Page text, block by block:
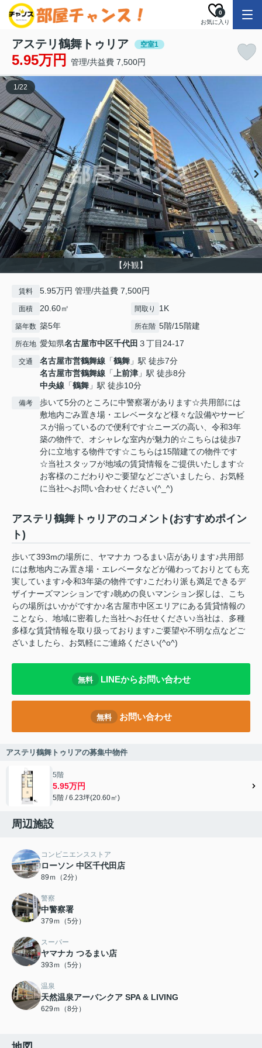
お気に入り
0
アステリ鶴舞トゥリア 空室1
5.95万円 管理/共益費 7,500円
【外観】
1/22
賃料 5.95万円 管理/共益費 7,500円
面積 20.60㎡ 間取り 1K
築年数 築5年 所在階 5階/15階建
所在地 愛知県名古屋市中区千代田 ３丁目24-17
交通 名古屋市営鶴舞線 「鶴舞 」駅 徒歩7分
名古屋市営鶴舞線 「上前津 」駅 徒歩8分
中央線 「鶴舞 」駅 徒歩10分
備考
歩いて5分のところに中警察署があります☆共用部には
敷地内ごみ置き場・エレベータなど様々な設備やサービ
スが揃っているので便利です☆ニーズの高い、令和3年
築の物件で、オシャレな室内が魅力的☆こちらは徒歩7
分に立地する物件です☆こちらは15階建ての物件です
☆当社スタッフが地域の賃貸情報をご提供いたします☆
お客様のこだわりやご要望などございましたら、お気軽
に当社へお問い合わせください(^_^)
アステリ鶴舞トゥリアのコメント(おすすめポイン
ト)
歩いて393mの場所に、ヤマナカ つるまい店があります♪共用部
には敷地内ごみ置き場・エレベータなどが備わっておりとても充
実しています♪令和3年築の物件です♪こだわり派も満足できるデ
ザイナーズマンションです♪眺めの良いマンション探しは、こち
らの場所はいかがですか♪名古屋市中区エリアにある賃貸情報の
ことなら、地域に密着した当社へお任せください♪当社は、多種
多様な賃貸情報を取り扱っております♪ご要望や不明な点などご
ざいましたら、お気軽にご連絡ください(^o^)
無料 LINEからお問い合わせ
無料 お問い合わせ
アステリ鶴舞トゥリアの募集中物件
5階
5.95万円
5階 / 6.23坪(20.60㎡)
周辺施設
コンビニエンスストア
ローソン 中区千代田店
89ｍ（2分）
警察
中警察署
379ｍ（5分）
スーパー
ヤマナカ つるまい店
393ｍ（5分）
温泉
天然温泉アーバンクア SPA & LIVING
629ｍ（8分）